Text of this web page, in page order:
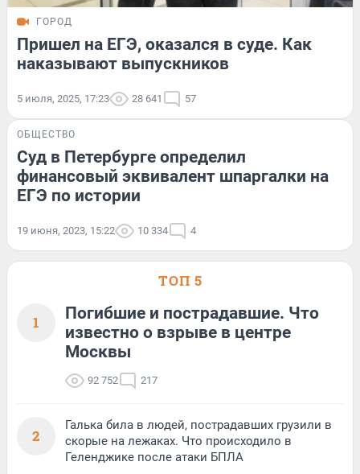
ГОРОД
Пришел на ЕГЭ, оказался в суде. Как
наказывают выпускников
5 июля, 2025, 17:23 28 641 57
ОБЩЕСТВО
Суд в Петербурге определил
финансовый эквивалент шпаргалки на
ЕГЭ по истории
19 июня, 2023, 15:22 10 334 4
ТОП 5
1
Погибшие и пострадавшие. Что
известно о взрыве в центре
Москвы
92 752 217
2
Галька била в людей, пострадавших грузили в
скорые на лежаках. Что происходило в
Геленджике после атаки БПЛА